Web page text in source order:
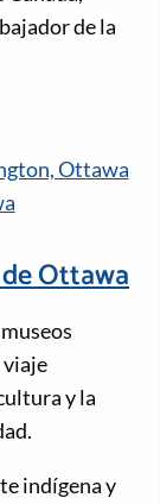
de la
Ottawa
Ottawa
viaje
y la
indígena y